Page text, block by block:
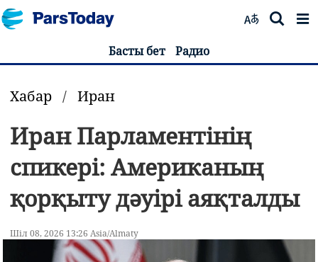
Басты бет Радио
Хабар / Иран
Иран Парламентінің
спикері: Американың
қорқыту дәуірі аяқталды
Шіл 08, 2026 13:26 Asia/Almaty